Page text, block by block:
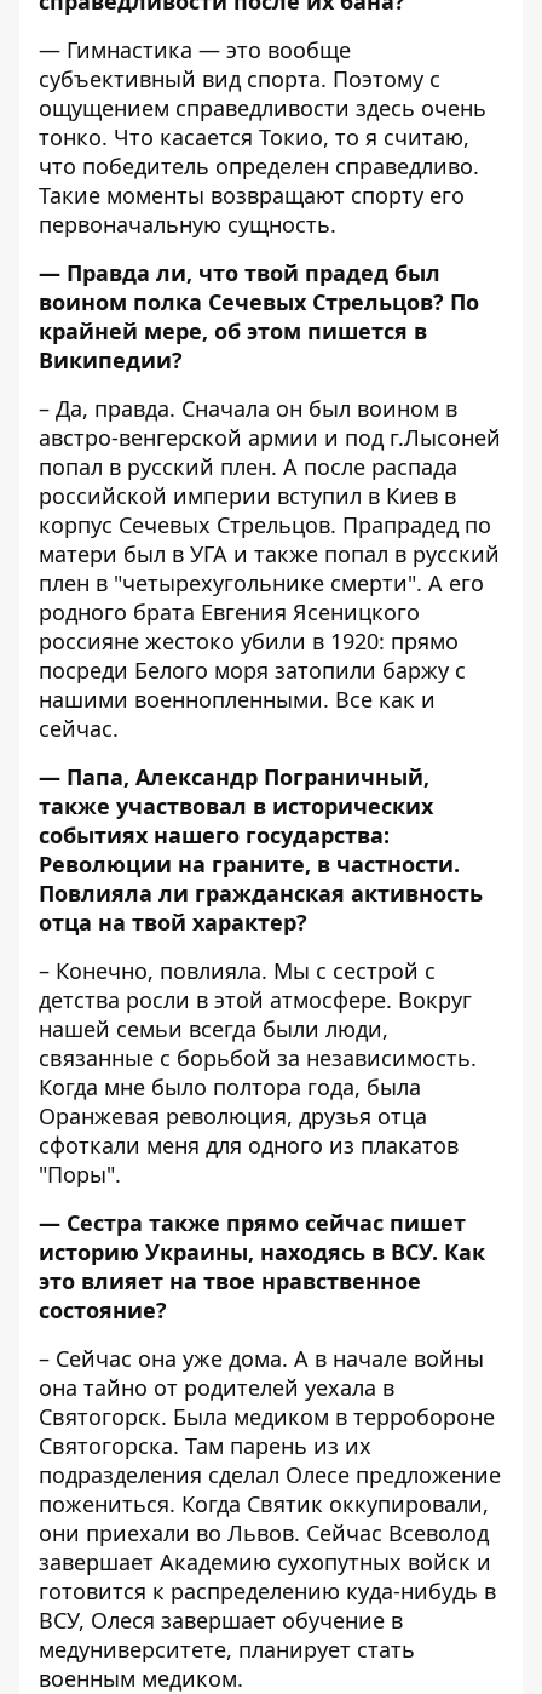
— Гимнастика — это вообще
субъективный вид спорта. Поэтому с
ощущением справедливости здесь очень
тонко. Что касается Токио, то я считаю,
что победитель определен справедливо.
Такие моменты возвращают спорту его
первоначальную сущность.
— Правда ли, что твой прадед был
воином полка Сечевых Стрельцов? По
крайней мере, об этом пишется в
Википедии?
– Да, правда. Сначала он был воином в
австро-венгерской армии и под г.Лысоней
попал в русский плен. А после распада
российской империи вступил в Киев в
корпус Сечевых Стрельцов. Прапрадед по
матери был в УГА и также попал в русский
плен в "четырехугольнике смерти". А его
родного брата Евгения Ясеницкого
россияне жестоко убили в 1920: прямо
посреди Белого моря затопили баржу с
нашими военнопленными. Все как и
сейчас.
— Папа, Александр Пограничный,
также участвовал в исторических
событиях нашего государства:
Революции на граните, в частности.
Повлияла ли гражданская активность
отца на твой характер?
– Конечно, повлияла. Мы с сестрой с
детства росли в этой атмосфере. Вокруг
нашей семьи всегда были люди,
связанные с борьбой за независимость.
Когда мне было полтора года, была
Оранжевая революция, друзья отца
сфоткали меня для одного из плакатов
"Поры".
— Сестра также прямо сейчас пишет
историю Украины, находясь в ВСУ. Как
это влияет на твое нравственное
состояние?
– Сейчас она уже дома. А в начале войны
она тайно от родителей уехала в
Святогорск. Была медиком в терробороне
Святогорска. Там парень из их
подразделения сделал Олесе предложение
пожениться. Когда Святик оккупировали,
они приехали во Львов. Сейчас Всеволод
завершает Академию сухопутных войск и
готовится к распределению куда-нибудь в
ВСУ, Олеся завершает обучение в
медуниверситете, планирует стать
военным медиком.